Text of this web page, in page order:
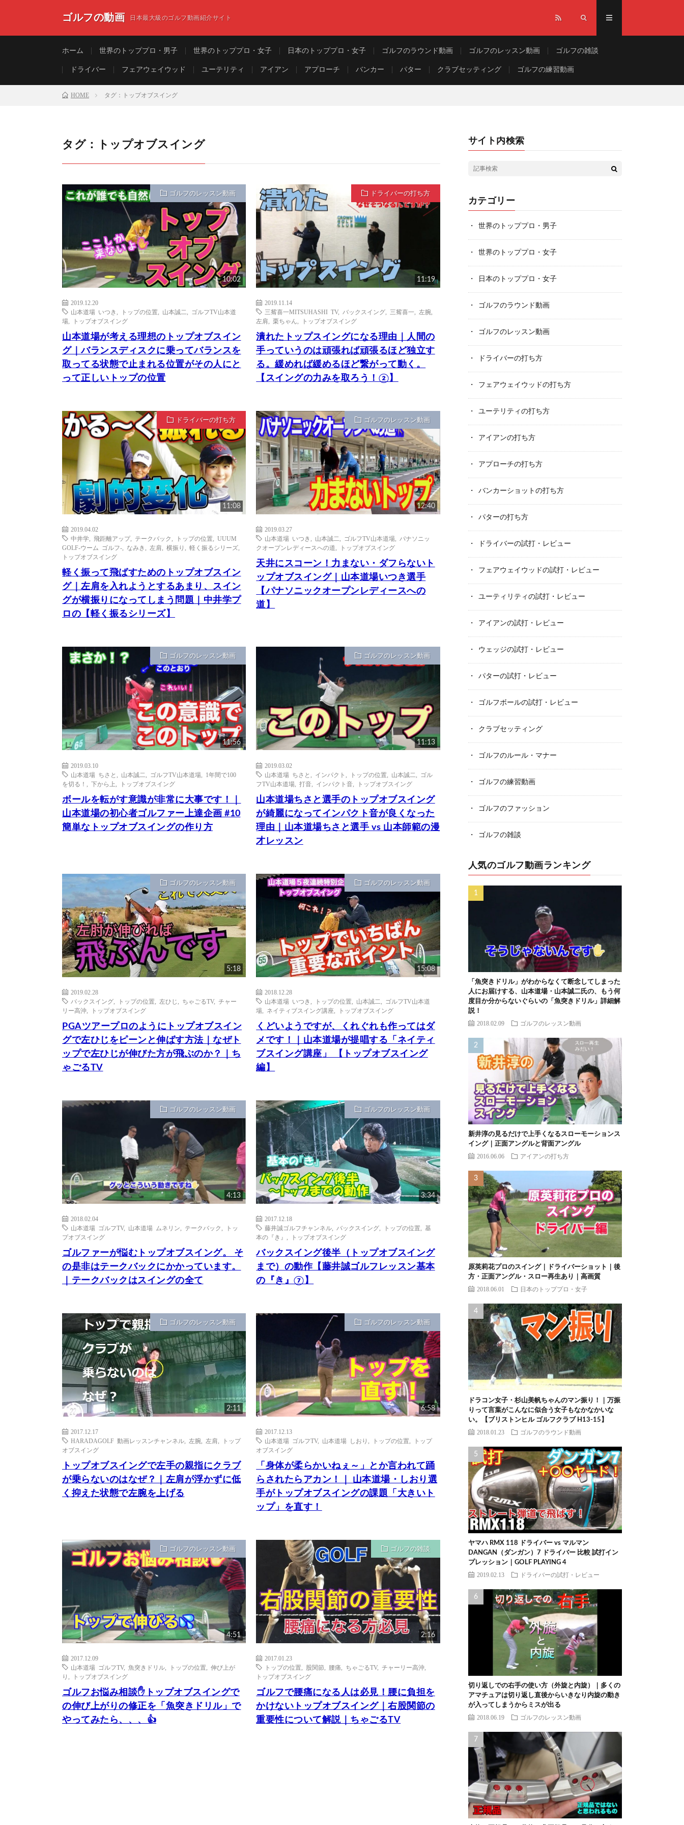
ゴルフの動画 日本最大級のゴルフ動画紹介サイト
ホーム 世界のトッププロ・男子 世界のトッププロ・女子 日本のトッププロ・女子 ゴルフのラウンド動画 ゴルフのレッスン動画 ゴルフの雑談
ドライバー フェアウェイウッド ユーテリティ アイアン アプローチ バンカー パター クラブセッティング ゴルフの練習動画
HOME タグ：トップオブスイング
タグ：トップオブスイング
ゴルフのレッスン動画
10:02
2019.12.20
山本道場 いつき
トップの位置 山本誠二
ゴルフTV山本道
場
トップオブスイング
山本道場が考える理想のトップオブスイン
グ｜バランスディスクに乗ってバランスを
取ってる状態で止まれる位置がその人にと
って正しいトップの位置
ドライバーの打ち方
11:19
2019.11.14
三觜喜一MITSUHASHI TV, バックスイング 三觜喜一 左腕
左肩
,栗ちゃん トップオブスイング
潰れたトップスイングになる理由｜人間の
手っていうのは頑張れば頑張るほど独立す
る。緩めれば緩めるほど繋がって動く。
【スイングの力みを取ろう！②】
ドライバーの打ち方
11:08
2019.04.02
中井学
飛距離アップ, テークバック トップの位置
UUUM
GOLF-ウーム ゴルフ-
なみき 左肩 横振り 軽く振るシリーズ
トップオブスイング
軽く振って飛ばすためのトップオブスイン
グ｜左肩を入れようとするあまり、スイン
グが横振りになってしまう問題｜中井学プ
ロの【軽く振るシリーズ】
ゴルフのレッスン動画
12:40
2019.03.27
山本道場 いつき
山本誠二 ゴルフTV山本道場
パナソニッ
クオープンレディースへの道
トップオブスイング
天井にスコーン！力まない・ダフらないト
ップオブスイング｜山本道場いつき選手
【パナソニックオープンレディースへの
道】
ゴルフのレッスン動画
11:56
2019.03.10
山本道場 ちさと
山本誠二 ゴルフTV山本道場
1年間で100
を切る！
下から上 トップオブスイング
ボールを転がす意識が非常に大事です！｜
山本道場の初心者ゴルファー上達企画 #10
簡単なトップオブスイングの作り方
ゴルフのレッスン動画
11:13
2019.03.02
山本道場 ちさと
インパクト トップの位置 山本誠二
ゴル
フTV山本道場 ,打音 インパクト音 トップオブスイング
山本道場ちさと選手のトップオブスイング
が綺麗になってインパクト音が良くなった
理由｜山本道場ちさと選手 vs 山本師範の漫
才レッスン
ゴルフのレッスン動画
5:18
2019.02.28
バックスイング
トップの位置 左ひじ ちゃごるTV, チャー
リー高沖
トップオブスイング
PGAツアープロのようにトップオブスイン
グで左ひじをピーンと伸ばす方法｜なぜト
ップで左ひじが伸びた方が飛ぶのか？｜ち
ゃごるTV
ゴルフのレッスン動画
15:08
2018.12.28
山本道場 いつき
トップの位置 山本誠二
ゴルフTV山本道
場
ネイティブスイング講座 トップオブスイング
くどいようですが、くれぐれも作ってはダ
メです！｜山本道場が提唱する「ネイティ
ブスイング講座」 【トップオブスイング
編】
ゴルフのレッスン動画
4:13
2018.02.04
山本道場 ゴルフTV, 山本道場 ムネリン テークバック
トッ
プオブスイング
ゴルファーが悩むトップオブスイング。 そ
の是非はテークバックにかかっています。
｜テークバックはスイングの全て
ゴルフのレッスン動画
3:34
2017.12.18
藤井誠ゴルフチャンネル
バックスイング トップの位置 ,基
本の『き』
トップオブスイング
バックスイング後半（トップオブスイング
まで）の動作【藤井誠ゴルフレッスン基本
の『き』⑦】
ゴルフのレッスン動画
2:11
2017.12.17
HARADAGOLF 動画レッスンチャンネル
左腕 左肩
トップ
オブスイング
トップオブスイングで左手の親指にクラブ
が乗らないのはなぜ？｜左肩が浮かずに低
く抑えた状態で左腕を上げる
ゴルフのレッスン動画
6:58
2017.12.13
山本道場 ゴルフTV, 山本道場 しおり トップの位置
トップ
オブスイング
「身体が柔らかいねぇ～」とか言われて踊
らされたらアカン！｜ 山本道場・しおり選
手がトップオブスイングの課題「大きいト
ップ」を直す！
ゴルフのレッスン動画
4:51
2017.12.09
山本道場 ゴルフTV, 魚突きドリル トップの位置
伸び上が
り
トップオブスイング
ゴルフお悩み相談✋トップオブスイングで
の伸び上がりの修正を「魚突きドリル」で
やってみたら、、、👍
ゴルフの雑談
2:16
2017.01.23
トップの位置
股関節 腰痛 ちゃごるTV,チャーリー高沖
トップオブスイング
ゴルフで腰痛になる人は必見！腰に負担を
かけないトップオブスイング｜右股関節の
重要性について解説｜ちゃごるTV
サイト内検索
カテゴリー
世界のトッププロ・男子
世界のトッププロ・女子
日本のトッププロ・女子
ゴルフのラウンド動画
ゴルフのレッスン動画
ドライバーの打ち方
フェアウェイウッドの打ち方
ユーテリティの打ち方
アイアンの打ち方
アプローチの打ち方
バンカーショットの打ち方
パターの打ち方
ドライバーの試打・レビュー
フェアウェイウッドの試打・レビュー
ユーティリティの試打・レビュー
アイアンの試打・レビュー
ウェッジの試打・レビュー
パターの試打・レビュー
ゴルフボールの試打・レビュー
クラブセッティング
ゴルフのルール・マナー
ゴルフの練習動画
ゴルフのファッション
ゴルフの雑談
人気のゴルフ動画ランキング
「魚突きドリル」がわからなくて断念してしまった
人にお届けする、山本道場・山本誠二氏の、もう何
度目か分からないぐらいの「魚突きドリル」詳細解
説！
2018.02.09 ゴルフのレッスン動画
新井淳の見るだけで上手くなるスローモーションス
イング｜正面アングルと背面アングル
2016.06.06 アイアンの打ち方
原英莉花プロのスイング｜ドライバーショット｜後
方・正面アングル・スロー再生あり｜高画質
2018.06.01 日本のトッププロ・女子
ドラコン女子・杉山美帆ちゃんのマン振り！｜万振
りって言葉がこんなに似合う女子もなかなかいな
い。【ブリストンヒル ゴルフクラブ H13-15】
2018.01.23 ゴルフのラウンド動画
ヤマハ RMX 118 ドライバー vs マルマン
DANGAN（ダンガン）7 ドライバー 比較 試打イン
プレッション｜GOLF PLAYING 4
2019.02.13 ドライバーの試打・レビュー
切り返しでの右手の使い方（外旋と内旋）｜多くの
アマチュアは切り返し直後からいきなり内旋の動き
が入ってしまうからミスが出る
2018.06.19 ゴルフのレッスン動画